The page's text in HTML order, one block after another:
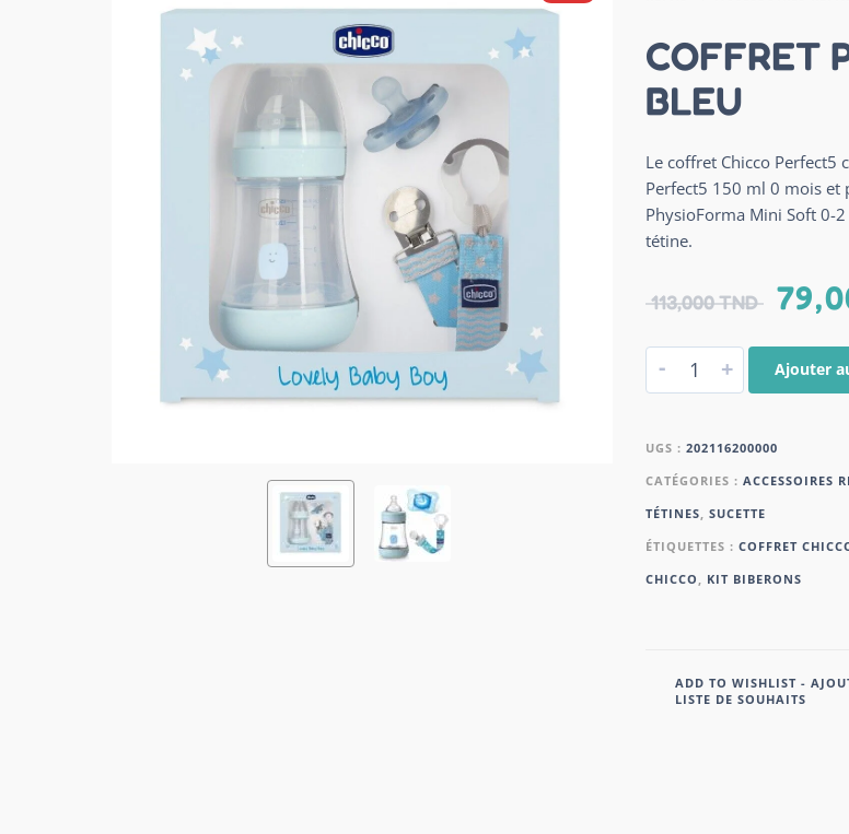
COFFRET
BLEU
Le coffret Chicco Perfect5
Perfect5 150 ml 0 mois et
PhysioForma Mini Soft 0-
tétine.
113,000TND
- + Ajouter
UGS : 202116200000
CATÉGORIES : ACCESSOIRES
TÉTINES, SUCETTE
ÉTIQUETTES : COFFRET
CHICCO , KIT BIBERONS
ADD TO WISHLIST -
LISTE DE SOUHAITS